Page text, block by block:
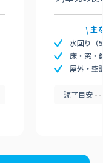
主
水回り（
床・窓・
屋外・空
読了目安